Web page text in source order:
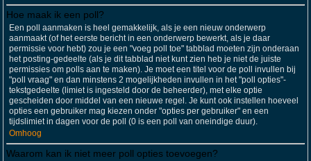
Hoe maak ik een poll?
Een poll aanmaken is heel gemakkelijk, als je een nieuw onderwerp
aanmaakt (of het eerste bericht in een onderwerp bewerkt, als je daar
permissie voor hebt) zou je een "voeg poll toe" tabblad moeten zijn onderaan
het posting-gedeelte (als je dit tabblad niet kunt zien heb je niet de juiste
permissies om polls aan te maken). Je moet een titel voor de poll invullen bij
"poll vraag" en dan minstens 2 mogelijkheden invullen in het "poll opties"-
tekstgedeelte (limiet is ingesteld door de beheerder), met elke optie
gescheiden door middel van een nieuwe regel. Je kunt ook instellen hoeveel
opties een gebruiker mag kiezen onder "opties per gebruiker" en een
tijdslimiet in dagen voor de poll (0 is een poll van oneindige duur).
Omhoog
Waarom kan ik niet meer poll opties toevoegen?